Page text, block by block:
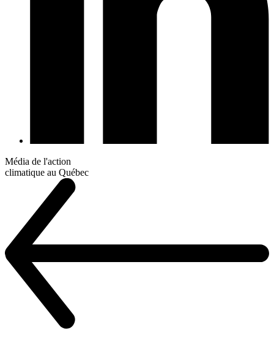
Média de l'action
climatique au Québec